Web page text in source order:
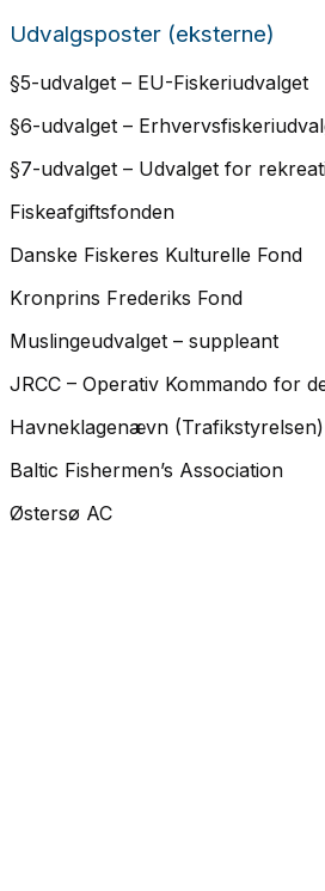
Udvalgsposter (eksterne)
§5-udvalget – EU-Fiskeriudvalget
§6-udvalget –
§7-udvalget – Udvalget for
Fiskeafgiftsfonden
Danske Fiskeres Kulturelle Fond
Kronprins Frederiks Fond
Muslingeudvalget – suppleant
JRCC – Operativ Kommando for
Havneklagenævn (Trafikstyrelsen)
Baltic Fishermen’s Association
Østersø AC